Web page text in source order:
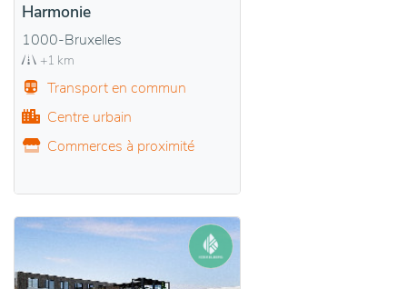
Harmonie
1000-Bruxelles
+1 km
Transport en commun
Centre urbain
Commerces à proximité